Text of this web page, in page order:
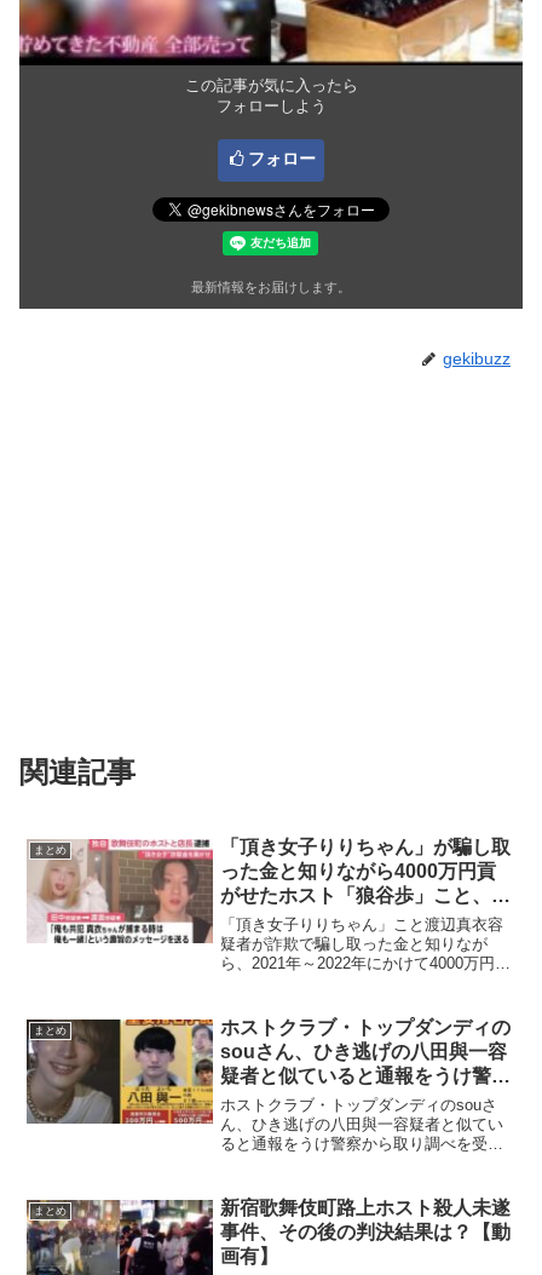
この記事が気に入ったら
フォローしよう
フォロー
最新情報をお届けします。
gekibuzz
関連記事
まとめ
「頂き女子りりちゃん」が騙し取
った金と知りながら4000万円貢
がせたホスト「狼谷歩」こと、田
中裕志容疑者(26)とホスト店の店
長・橋本一喜容疑者(34)を逮捕！
【動画有】
「頂き女子りりちゃん」こと渡辺真衣容
疑者が詐欺で騙し取った金と知りなが
ら、2021年～2022年にかけて4000万円貢
疑者(34)が逮捕されたことが話題になって
い...
まとめ
ホストクラブ・トップダンディの
souさん、ひき逃げの八田與一容
疑者と似ていると通報をうけ警察
から取り調べを受けてしまう
www
ホストクラブ・トップダンディのsouさ
ん、ひき逃げの八田與一容疑者と似てい
ると通報をうけ警察から取り調べを受け
になったひき逃げ犯「八田與一」に似て
いる...
まとめ
新宿歌舞伎町路上ホスト殺人未遂
事件、その後の判決結果は？【動
画有】